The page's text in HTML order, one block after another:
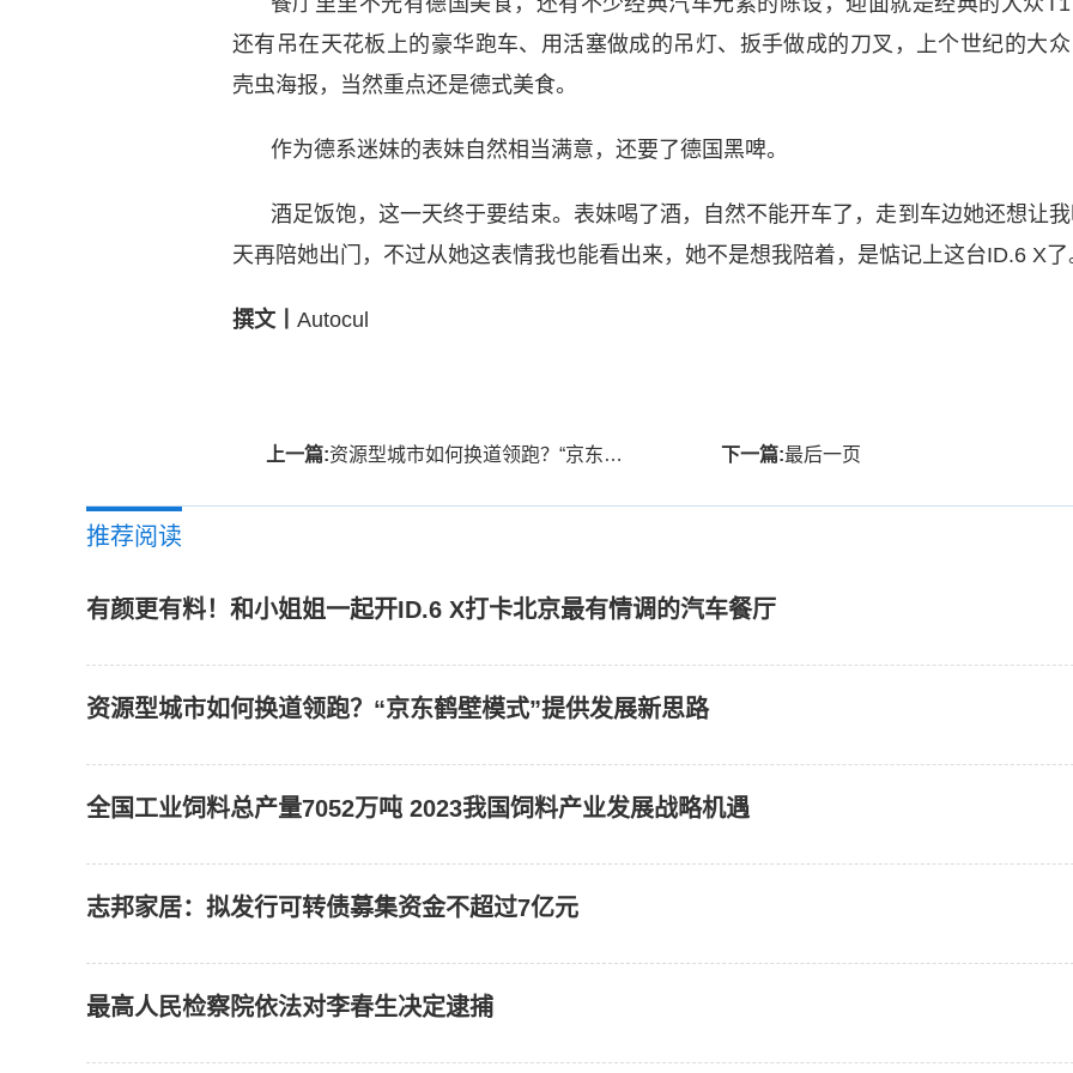
还有吊在天花板上的豪华跑车、用活塞做成的吊灯、扳手做成的刀叉，上个世纪的大众
壳虫海报，当然重点还是德式美食。
作为德系迷妹的表妹自然相当满意，还要了德国黑啤。
酒足饭饱，这一天终于要结束。表妹喝了酒，自然不能开车了，走到车边她还想让我
天再陪她出门，不过从她这表情我也能看出来，她不是想我陪着，是惦记上这台ID.6 X了
撰文丨 Autocul
上一篇:资源型城市如何换道领跑？“京东鹤壁模式”提供发展新思路 下一篇:最后一页
推荐阅读
有颜更有料！和小姐姐一起开ID.6 X打卡北京最有情调的汽车餐厅
资源型城市如何换道领跑？“京东鹤壁模式”提供发展新思路
全国工业饲料总产量7052万吨 2023我国饲料产业发展战略机遇
志邦家居：拟发行可转债募集资金不超过7亿元
最高人民检察院依法对李春生决定逮捕